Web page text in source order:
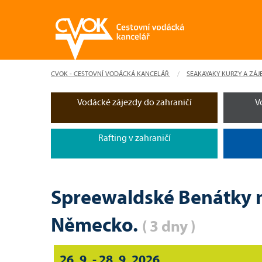
CVOK - CESTOVNÍ VODÁCKÁ KANCELÁŘ SEAKAYAKY KURZY A
Vodácké zájezdy do zahraničí
Rafting v zahraničí
Spreewaldské Benátky
Německo. ( 3 dny )